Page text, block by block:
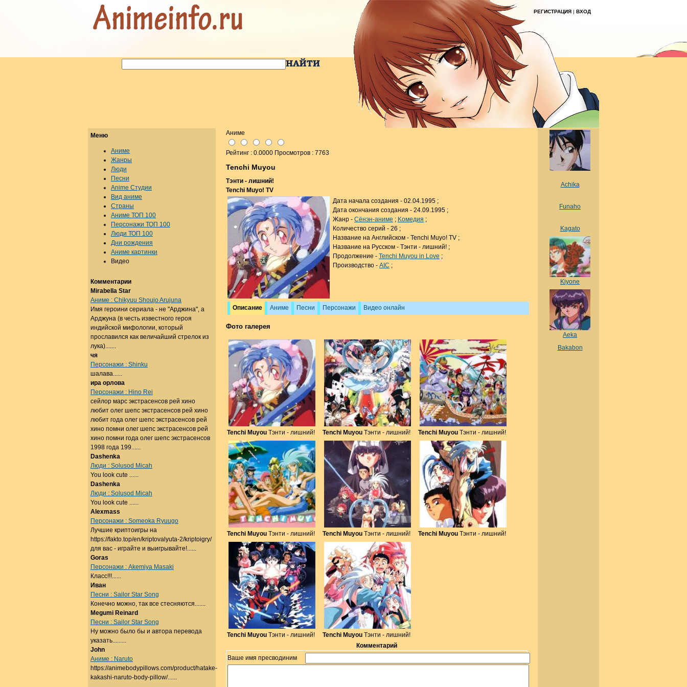
РЕГИСТРАЦИЯ | ВХОД
Аниме
Рейтинг : 0.0000 Просмотров : 7763
Tenchi Muyou
Тэнти - лишний!
Tenchi Muyo! TV
Дата начала создания - 02.04.1995 ;
Дата окончания создания - 24.09.1995 ;
Жанр - Cёнэн-аниме ; Kомедия ;
Количество серий - 26 ;
Название на Английском - Tenchi Muyo! TV ;
Название на Русском - Тэнти - лишний! ;
Продолжение - Tenchi Muyou in Love ;
Производство - AIC ;
Описание Аниме Песни Персонажи Видео онлайн
Фото галерея
Tenchi Muyou Тэнти - лишний! Tenchi Muyou Тэнти - лишний! Tenchi Muyou Тэнти - лишний!
Tenchi Muyou Тэнти - лишний! Tenchi Muyou Тэнти - лишний! Tenchi Muyou Тэнти - лишний!
Tenchi Muyou Тэнти - лишний! Tenchi Muyou Тэнти - лишний!
Комментарий
Ваше имя пресводиним
Меню
Аниме
Жанры
Люди
Песни
Anime Студии
Вид аниме
Страны
Аниме ТОП 100
Персонажи ТОП 100
Люди ТОП 100
Дни рождения
Аниме картинки
Видео
Комментарии
Mirabella Star
Аниме : Chikyuu Shoujo Arujuna
Имя героини сериала - не "Арджина", а
Арджуна (в честь известного героя
индийской мифологии, который
прославился как величайший стрелок из
лука).......
чя
Персонажи : Shinku
шалава......
ира орлова
Персонажи : Hino Rei
сейлор марс экстрасенсов рей хино
любит олег шепс экстрасенсов рей хино
любит года олег шепс экстрасенсов рей
хино помни олег шепс экстрасенсов рей
хино помни года олег шепс экстрасенсов
1998 года 199......
Dashenka
Люди : Solusod Micah
You look cute ......
Dashenka
Люди : Solusod Micah
You look cute ......
Alexmass
Персонажи : Someoka Ryuugo
Лучшие криптоигры на
https://fakto.top/en/kriptovalyuta-2/kriptoigry/
для вас - играйте и выигрывайте!......
Goras
Персонажи : Akemiya Masaki
Класс!!!......
Иван
Песни : Sailor Star Song
Конечно можно, так все стесняются.......
Megumi Reinard
Песни : Sailor Star Song
Ну можно было бы и автора перевода
указать.........
John
Аниме : Naruto
https://animebodypillows.com/product/hatake-
kakashi-naruto-body-pillow/......
Achika
Funaho
Kagato
Kiyone
Aeka
Bakabon